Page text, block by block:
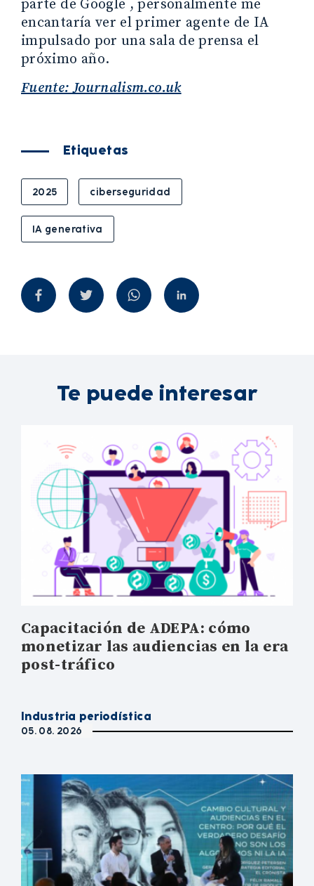
parte de Google , personalmente me
encantaría ver el primer agente de IA
impulsado por una sala de prensa el
próximo año.
Fuente: Journalism.co.uk
Etiquetas
2025 ciberseguridad
IA generativa
Te puede interesar
Capacitación de ADEPA: cómo
monetizar las audiencias en la era
post-tráfico
Industria periodística
05. 08. 2026